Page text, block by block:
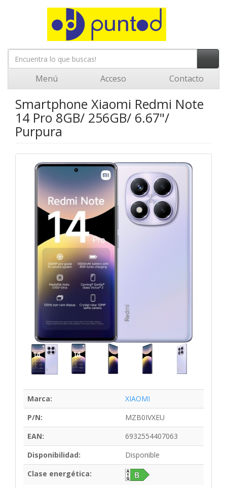
Menú Acceso Contacto
Smartphone Xiaomi Redmi Note
14 Pro 8GB/ 256GB/ 6.67"/
Purpura
Marca:
XIAOMI
P/N:
MZB0IVXEU
EAN:
6932554407063
Disponibilidad:
Disponible
Clase energética: